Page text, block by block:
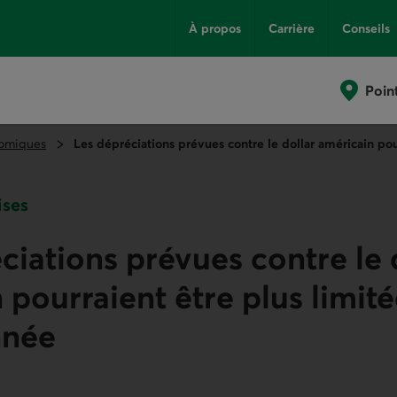
À propos Carrière Conseils
Les dépréciations prévues contre le dollar américain
prévues contre le
pourraient être plus